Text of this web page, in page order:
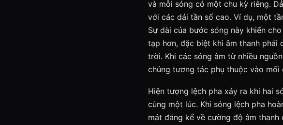
và mỗi sóng có một chu kỳ riêng.
với các dải tần số cao. Ví dụ, một
Sự dài của bước sóng này khiến
tạp hơn, đặc biệt khi âm thanh phải
trời. Khi các sóng âm từ nhiều
chúng tương tác phụ thuộc vào mối
Hiện tượng lệch pha xảy ra khi hai
cùng một lúc. Khi sóng lệch pha
mát đáng kể về cường độ âm